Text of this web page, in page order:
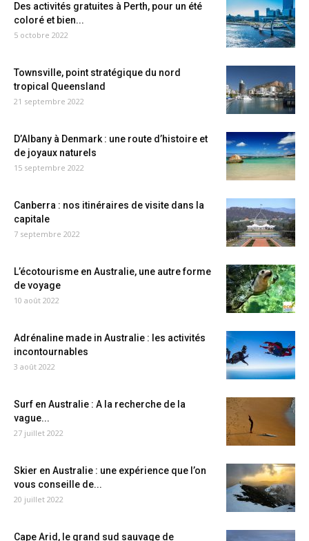
Des activités gratuites à Perth, pour un été
coloré et bien...
5 octobre 2022
Townsville, point stratégique du nord
tropical Queensland
21 septembre 2022
D’Albany à Denmark : une route d’histoire et
de joyaux naturels
15 septembre 2022
Canberra : nos itinéraires de visite dans la
capitale
7 septembre 2022
L’écotourisme en Australie, une autre forme
de voyage
10 août 2022
Adrénaline made in Australie : les activités
incontournables
3 août 2022
Surf en Australie : A la recherche de la
vague...
27 juillet 2022
Skier en Australie : une expérience que l’on
vous conseille de...
20 juillet 2022
Cape Arid, le grand sud sauvage de